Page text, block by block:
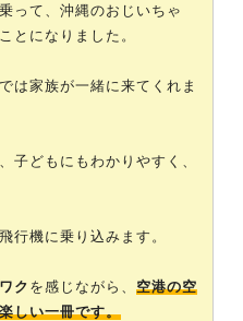
って、沖縄のおじいちゃ
とになりました。
は家族が一緒に来てくれま
子どもにもわかりやすく、
行機に乗り込みます。
ク を感じながら、 空港の空
しい一冊です。